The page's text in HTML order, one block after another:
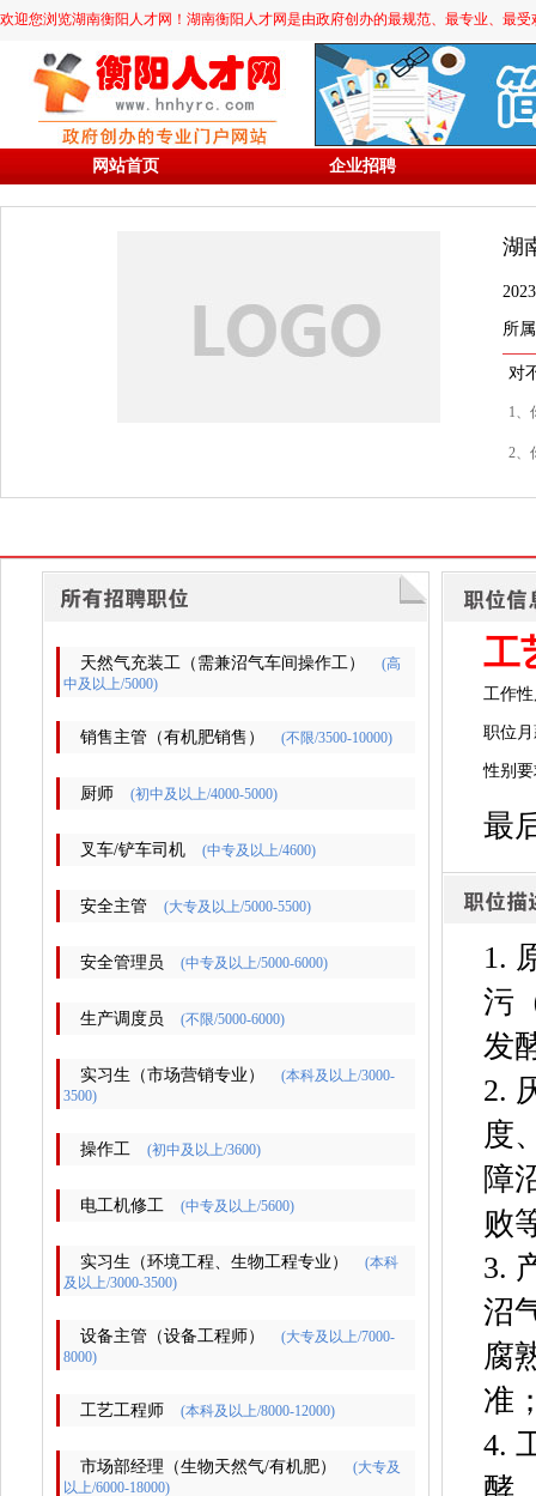
欢迎您浏览湖南衡阳人才网！湖南衡阳人才网是由政府创办的最规范、最专业、最
网站首页 企业招聘
湖
所
对
1、
2、
天然气充装工（需兼沼气车间操作工）
(高
中及以上/5000)
销售主管（有机肥销售） (不限/3500-10000)
厨师 (初中及以上/4000-5000)
叉车/铲车司机 (中专及以上/4600)
安全主管 (大专及以上/5000-5500)
安全管理员 (中专及以上/5000-6000)
生产调度员 (不限/5000-6000)
实习生（市场营销专业）
(本科及以上/3000-
3500)
操作工 (初中及以上/3600)
电工机修工 (中专及以上/5600)
实习生（环境工程、生物工程专业）
(本科
及以上/3000-3500)
设备主管（设备工程师）
(大专及以上/7000-
8000)
工艺工程师 (本科及以上/8000-12000)
市场部经理（生物天然气/有机肥）
(大专及
以上/6000-18000)
工
工作
职位月
性别
最
1.
污
发
2.
度
障
败
3.
沼
腐
准
4.